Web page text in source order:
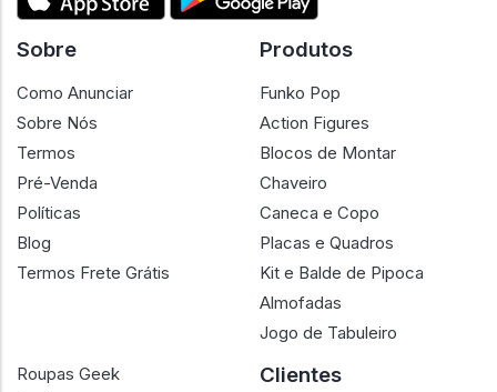
Sobre
Como Anunciar
Sobre Nós
Termos
Pré-Venda
Políticas
Blog
Termos Frete Grátis
Produtos
Funko Pop
Action Figures
Blocos de Montar
Chaveiro
Caneca e Copo
Placas e Quadros
Kit e Balde de Pipoca
Almofadas
Jogo de Tabuleiro
Roupas Geek
Clientes